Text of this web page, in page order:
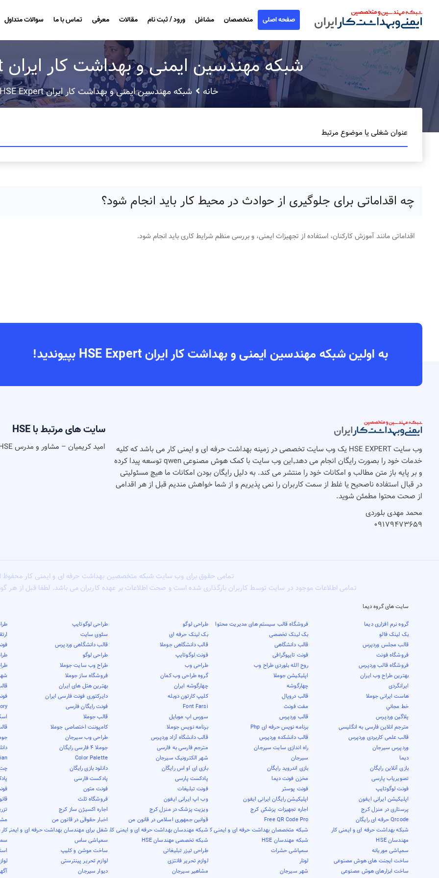
صفحه اصلی متخصصان مشاغل ورود / ثبت نام مقالات معرفی تماس با ما سوالات متداول
شبکه مهندسین ایمنی و بهداشت کار ایران HSE Expert
خانه شبکه مهندسین ایمنی و بهداشت کار ایران HSE Expert
عنوان شغلی یا موضوع مرتبط
چه اقداماتی برای جلوگیری از حوادث در محیط کار باید انجام شود؟
اقداماتی مانند آموزش کارکنان، استفاده از تجهیزات ایمنی، و بررسی منظم شرایط کاری باید انجام شود.
به اولین شبکه مهندسین ایمنی و بهداشت کار ایران HSE Expert بپیوندید!
وب سایت HSE EXPERT یک وب سایت تخصصی در زمینه بهداشت حرفه ای و ایمنی کار می باشد که کلیه
خدمات خود را بصورت رایگان انجام می دهد٬‌این وب سایت با کمک هوش مصنوعی qwen توسعه پیدا کرده
و بر پایه باز متن مطالب و امکانات خود را منتشر می کند. به دلیل رایگان بودن امکانات ما هیچ مسئولیتی
در قبال استفاده ناصحیح یا غلط از سمت کاربران را نمی پذیریم و از شما خواهش مندیم قبل از هر اقدامی
از صحت محتوا مطمئن شوید.
محمد مهدی بلوردی
۰۹۱۷۹۴۷۳۶۵۹
سایت های مرتبط با HSE
امید کریمیان – مشاور و مدرس HSE
تمامی حقوق برای وب سایت شبکه متخصصین بهداشت حرفه ای و ایمنی کار
تمامی اطلاعات موجود در سایت توسط کاربران بارگذاری شده است و صحت اطلاعات بر عهده کاربران می باشد. لطفا قبل از هر
سایت های گروه دیما
گروه نرم افزاری دیما
فروشگاه قالب سیستم های مدیریت محتوا طراحی لوگو طراحی لوگوتایپ
بک لینک فالو
بک لینک تخصصی بک لینک حرفه ای سئوی سایت
قالب مجلس وردپرس
قالب دانشگاهی قالب دانشگاهی جوملا قالب دانشگاهی وردپرس
فروشگاه فونت
فونت تایپوگرافی فونت لوگوتایپ طراحی لوگو
فروشگاه قالب وردپرس
روح الله بلوردی طراح وب طراحی وب طراح وب سایت جوملا
بهترین طراح وب ایران
اپلیکیشن جوملا گروه طراحی وب کمان فروشگاه ساز جوملا
ایرانگردی
چهارگوشه چهارگوشه ایران بهترین هتل های ایران
هاست ایرانی جوملا
قالب دروپال کلیپ کارتون دوبله دایرکتوری فونت فارسی ایران
خط مجاني
مفت فونٹ Font Farsi فونت رایگان فارسی
پلاگین وردپرس
قالب وردپرس سورس اپ موبایل قالب جوملا
مترجم انلاین فارسی به انگلیسی
برنامه نویس حرفه ای Php برنامه نویس جوملا کامپوننت اختصاصی جوملا
قالب علمی کاربردی وردپرس
قالب دانشکده وردپرس قالب دانشگاه آزاد وردپرس طراحی وب سیرجان
وردپرس سیرجان
راه اندازی سایت سیرجان مترجم فارسی به فارسی جوملا 4 فارسی رایگان
دیما
سیرجان شهر الکترونیک سیرجان Color Palette
بازی آنلاین رایگان
بازی اندروید رایگان بازی ای او اس رایگان دانلود بازی رایگان
تصویریاب پارسی
مخزن فونت دیما پادکست پارسی پادکست فارسی
فونت لوگوتایپ
فونت پوستر فونت تبلیغات فونت متون
اپلیکیشن ایرانی ایفون
اپلیکیشن رایگان ایرانی ایفون وب اپ ایرانی ایفون فروشگاه ثلث
پرستاری در منزل کرج
اجاره تجهیزات پزشکی کرج ویزیت پزشک در منزل کرج اجاره اکسیژن ساز کرج
Qrcode حرفه ای رایگان
Free QR Code Pro قوانین جمهوری اسلامی در قانون من اخبار حقوقی در قانون من
شبکه بهداشت حرفه ای و ایمنی کار
شبکه متخصصان بهداشت حرفه ای و ایمنی کارشبکه مهندسان بهداشت حرفه ای و ایمنی کار شغل برای مهندسان بهداشت حرفه ای و ایمنی
مهندسان HSE
شبکه مهندسان HSE شبکه تخصصی مهندسان HSE سمپاشی ساس
سمپاشی موریانه
سمپاشی حشرات طراحی تیزر تبلیغاتی ساخت موشن و کلیپ
ساخت ایجنت های هوش مصنوعی
لونار لوازم تحریر فانتزی لوازم تحریر پینترستی
ساخت ابزارهای هوش مصنوعی
شهر سیرجان مشاهیر سیرجان دیوار سیرجان